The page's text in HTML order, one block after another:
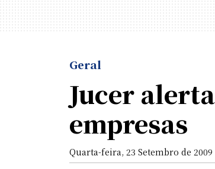
Geral
Jucer
empresas
Quarta-feira, 23 Setembro de 2009